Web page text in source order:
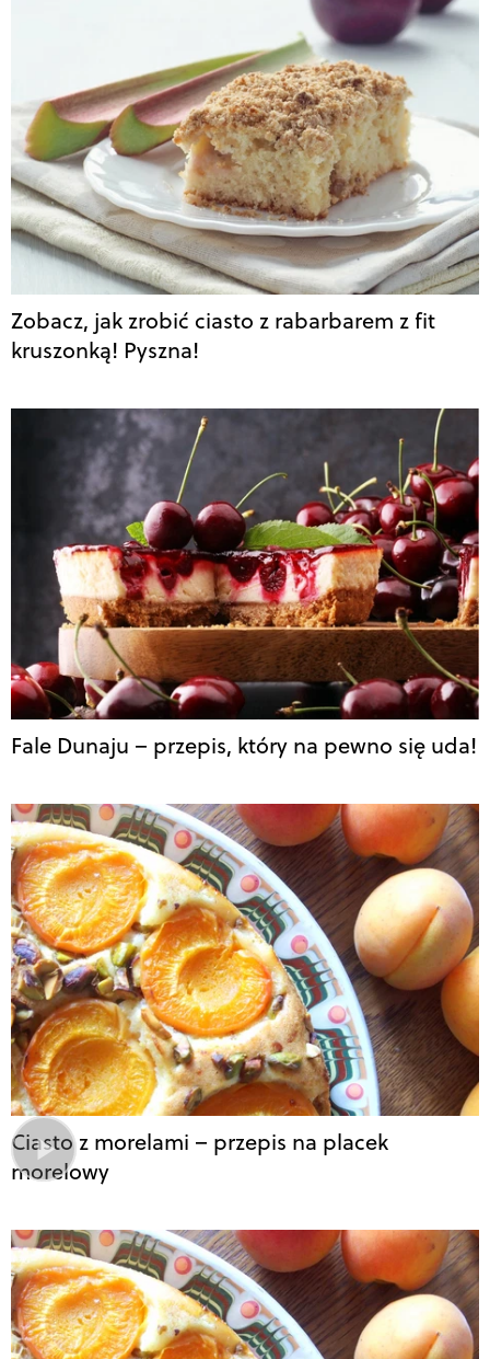
Zobacz, jak zrobić ciasto z rabarbarem z fit
kruszonką! Pyszna!
Fale Dunaju – przepis, który na pewno się uda!
Ciasto z morelami – przepis na placek
morelowy